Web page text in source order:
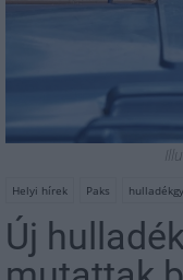
Helyi hírek Paks
Új